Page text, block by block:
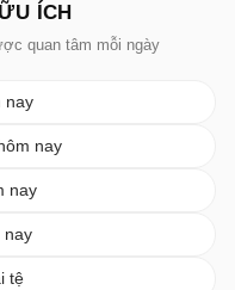
ÍCH
quan tâm mỗi ngày
nay
nay
nay
nay
tệ